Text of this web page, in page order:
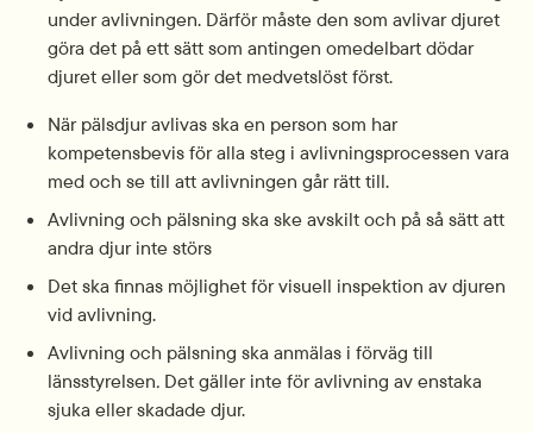
under avlivningen. Därför måste den som avlivar djuret
göra det på ett sätt som antingen omedelbart dödar
djuret eller som gör det medvetslöst först.
När pälsdjur avlivas ska en person som har
kompetensbevis för alla steg i avlivnings­processen vara
med och se till att avlivningen går rätt till.
Avlivning och pälsning ska ske avskilt och på så sätt att
andra djur inte störs
Det ska finnas möjlighet för visuell inspektion av djuren
vid avlivning.
Avlivning och pälsning ska anmälas i förväg till
länsstyrelsen. Det gäller inte för avlivning av enstaka
sjuka eller skadade djur.